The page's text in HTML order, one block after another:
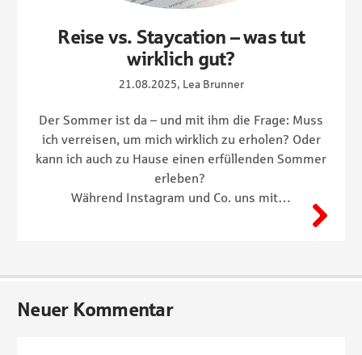
Reise vs. Staycation – was tut
wirklich gut?
21.08.2025, Lea Brunner
Der Sommer ist da – und mit ihm die Frage: Muss
ich verreisen, um mich wirklich zu erholen? Oder
kann ich auch zu Hause einen erfüllenden Sommer
erleben?
Während Instagram und Co. uns mit…
Neuer Kommentar